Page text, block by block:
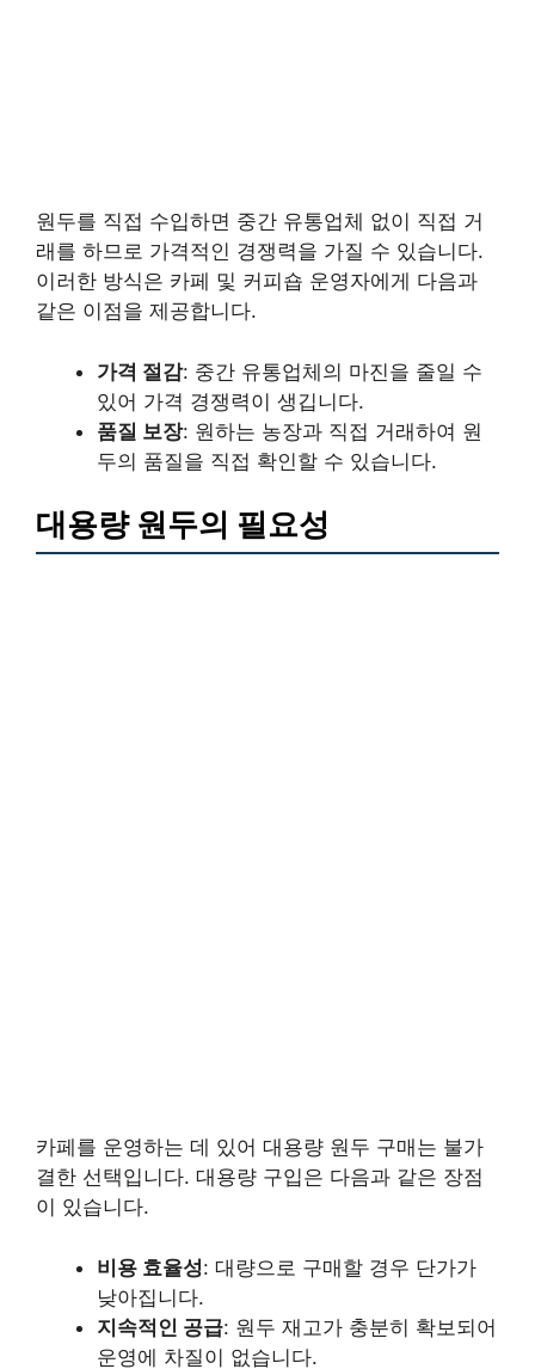
원두를 직접 수입하면 중간 유통업체 없이 직접 거
래를 하므로 가격적인 경쟁력을 가질 수 있습니다.
이러한 방식은 카페 및 커피숍 운영자에게 다음과
같은 이점을 제공합니다.
가격 절감: 중간 유통업체의 마진을 줄일 수
있어 가격 경쟁력이 생깁니다.
품질 보장: 원하는 농장과 직접 거래하여 원
두의 품질을 직접 확인할 수 있습니다.
대용량 원두의 필요성
카페를 운영하는 데 있어 대용량 원두 구매는 불가
결한 선택입니다. 대용량 구입은 다음과 같은 장점
이 있습니다.
비용 효율성: 대량으로 구매할 경우 단가가
낮아집니다.
지속적인 공급: 원두 재고가 충분히 확보되어
운영에 차질이 없습니다.